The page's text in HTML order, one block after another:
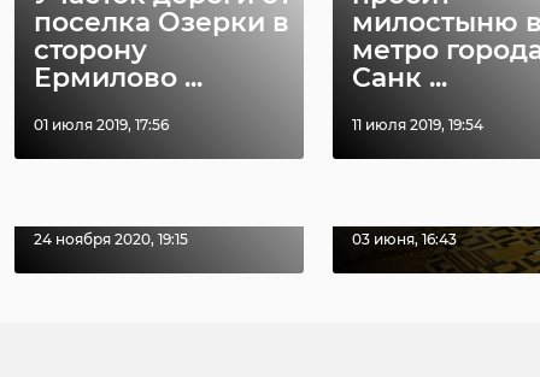
поселка Озерки в
сторону
Ермилово ...
01 июля 2019, 17:56
милостыню
метро
Санк ...
11 июля 2019, 19:54
Хирург из
восстанавливает
старинную финск
24 ноября 2020, 19:15
реликвию
века
03 июня, 16:43